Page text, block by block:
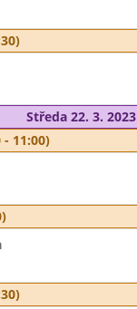
Středa 22. 3. 2023
11:00)